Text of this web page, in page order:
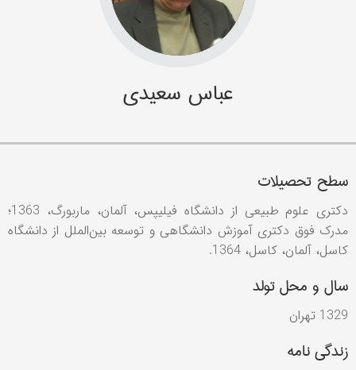
عباس سعیدی
سطح تحصیلات
دکتری علوم طبیعی از دانشگاه فیلیپس، آلمان، ماربورگ، 1363؛
مدرک فوق دکتری آموزش دانشگاهی و توسعه بین‌الملل از دانشگاه
کاسل، آلمان، کاسل، 1364.
سال و محل تولد
1329 تهران
زندگی نامه